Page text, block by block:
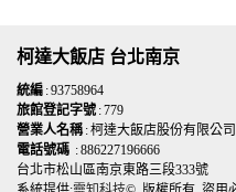
柯達大飯店 台北南京
統編 : 93758964
旅館登記字號 : 779
營業人名稱: 柯達大飯店股份有限公司
電話號碼 : 886227196666
台北市松山區南京東路三段333號